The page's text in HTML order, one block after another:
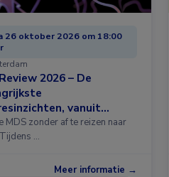
26 oktober 2026 om 18:00
2026 – De
vanuit
MDS zonder af te reizen naar
…
Meer informatie →